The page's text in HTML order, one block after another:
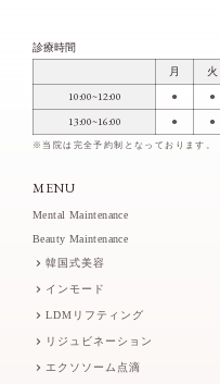
診療時間
月
火
10:00~12:00 ● ●
13:00~16:00 ● ●
※当院は完全予約制となっております。
MENU
Mental Maintenance
Beauty Maintenance
韓国式美容
インモード
LDMリフティング
リジュビネーション
エクソソーム点滴